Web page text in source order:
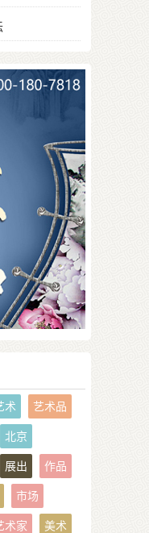
术 艺术品
北京
展出 作品
市场
术家 美术